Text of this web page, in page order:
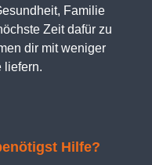
Familie
Zeit dafür zu
dir mit weniger
liefern.
Hilfe?